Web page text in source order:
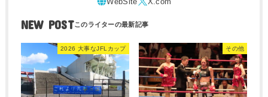
NEW POST
2026 大事なJFLカップ その他